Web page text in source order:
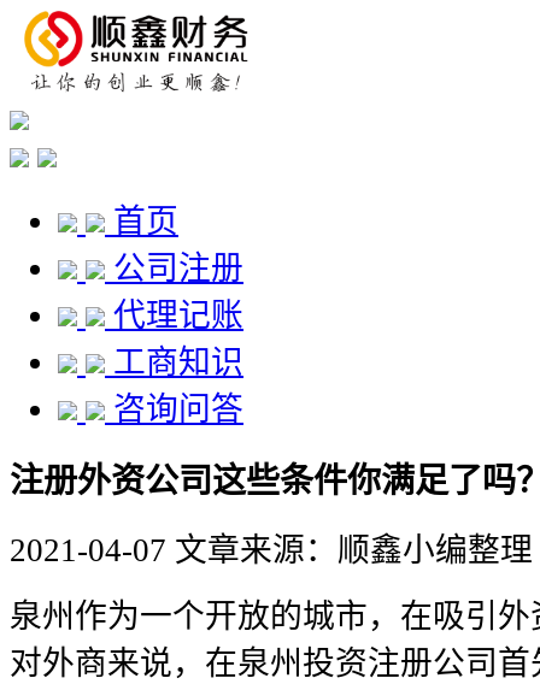
首页
公司注册
代理记账
工商知识
咨询问答
注册外资公司这些条件你满足了吗
2021-04-07 文章来源：顺鑫小编整理
泉州作为一个开放的城市，在吸引
对外商来说，在泉州投资注册公司